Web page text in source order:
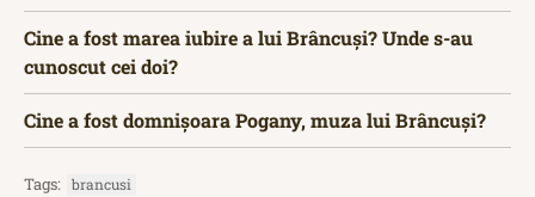
Cine a fost marea iubire a lui Brâncuși? Unde s-au
cunoscut cei doi?
Cine a fost domnișoara Pogany, muza lui Brâncuși?
Tags: brancusi